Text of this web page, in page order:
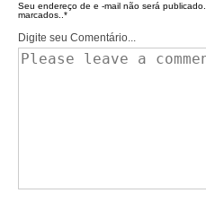
Seu endereço de e -mail não será publicado.
marcados..*
Digite seu Comentário...